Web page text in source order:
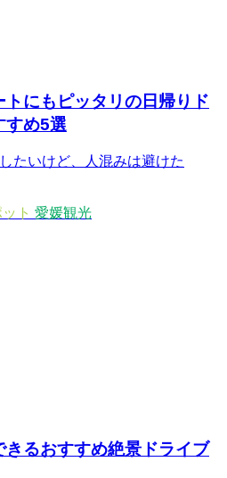
にもピッタリの日帰りド
すめ5選
たいけど、人混みは避けた
ト 愛媛観光
きるおすすめ絶景ドライブ